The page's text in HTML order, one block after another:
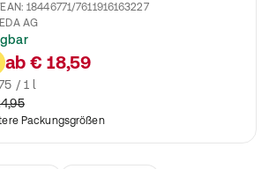
:18446771/7611916163227
AG
Aging Naturkosmetik Tagescreme mindert tiefe
ab € 18,59
/ 1 l
Packungsgrößen